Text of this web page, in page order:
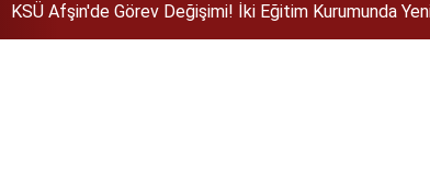
Funda Arar konser için Kahramanmaraş’a geliyor!